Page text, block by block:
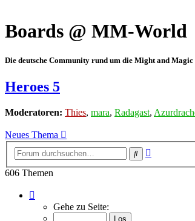
Boards @ MM-World
Die deutsche Community rund um die Might and
Heroes 5
Moderatoren: Thies, mara, Radagast,
Neues Thema
Suche
606 Themen
von
Gehe zu Seite: